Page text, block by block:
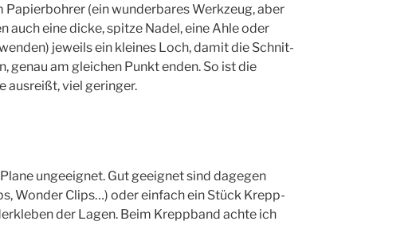
Papier­boh­rer (ein wun­der­ba­res Werk­zeug, aber
auch eine dicke, spit­ze Nadel, eine Ahle oder
jeweils ein klei­nes Loch, damit die Schnit­
genau am glei­chen Punkt enden. So ist die
aus­reißt, viel geringer.
unge­eig­net. Gut geeig­net sind dage­gen
Won­der Clips…) oder ein­fach ein Stück Krepp­
der Lagen. Beim Krepp­band ach­te ich